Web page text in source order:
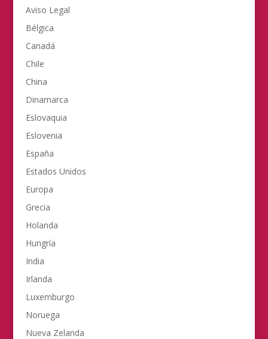
Aviso Legal
Bélgica
Canadá
Chile
China
Dinamarca
Eslovaquia
Eslovenia
España
Estados Unidos
Europa
Grecia
Holanda
Hungría
India
Irlanda
Luxemburgo
Noruega
Nueva Zelanda